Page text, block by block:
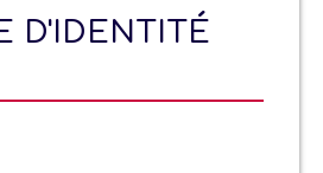
D'IDENTITÉ